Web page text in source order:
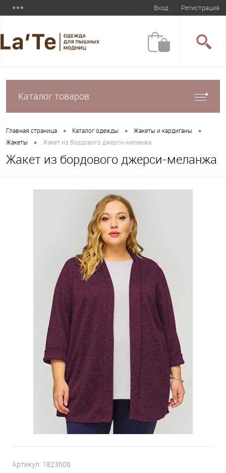
Вход Регистрация
Каталог товаров
Главная страница • Каталог одежды • Жакеты и кардиганы •
Жакеты • Жакет из бордового джерси-меланжа
Жакет из бордового джерси-меланжа
Артикул: 1823606